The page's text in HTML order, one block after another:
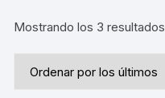
Mostrando los 3 resultados